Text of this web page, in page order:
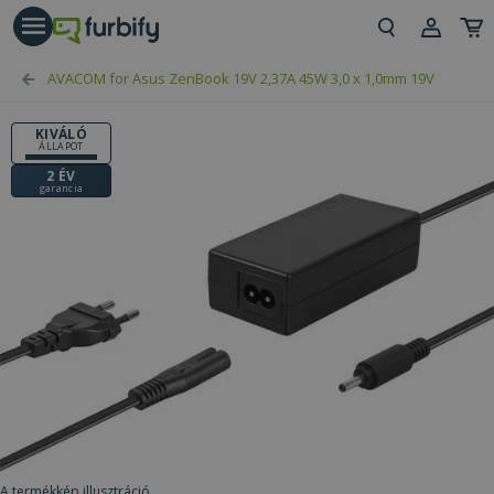
AVACOM for Asus ZenBook 19V 2,37A 45W 3,0 x 1,0mm 19V
KIVÁLÓ
ÁLLAPOT
2 ÉV
garancia
gomb